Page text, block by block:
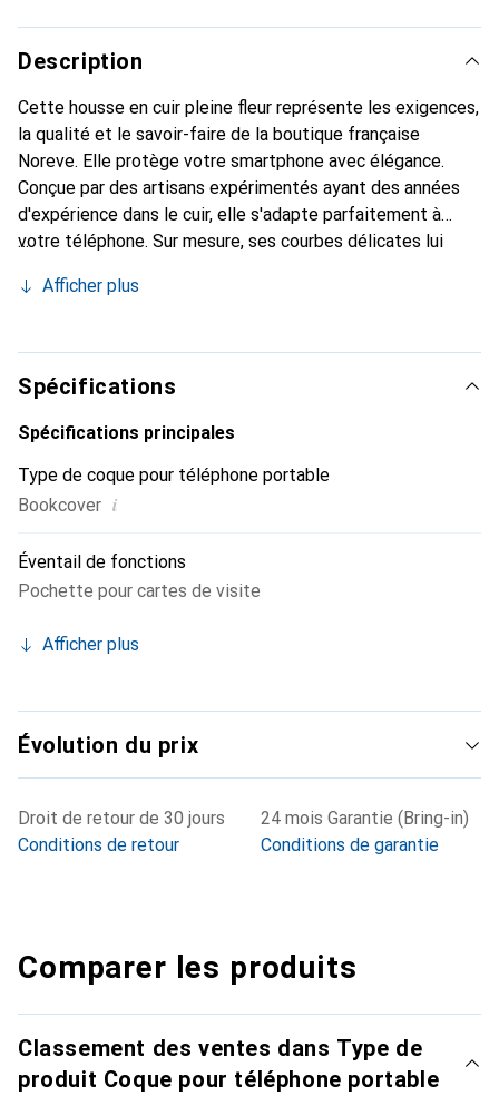
Description
Cette housse en cuir pleine fleur représente les exigences,
la qualité et le savoir-faire de la boutique française
Noreve. Elle protège votre smartphone avec élégance.
Conçue par des artisans expérimentés ayant des années
d'expérience dans le cuir, elle s'adapte parfaitement à
votre téléphone. Sur mesure, ses courbes délicates lui
l'accessoire chic et indispensable pour votre smartphone.
ses produits de haute qualité et constitue un choix fiable
pour une clientèle exigeante.
Afficher plus
Spécifications
Spécifications principales
Type de coque pour téléphone portable
Bookcover i
Éventail de fonctions
Pochette pour cartes de visite
Afficher plus
Évolution du prix
Droit de retour de 30 jours
Conditions de retour
24 mois Garantie (Bring-in)
Conditions de garantie
Comparer les produits
Classement des ventes dans Type de
produit Coque pour téléphone portable